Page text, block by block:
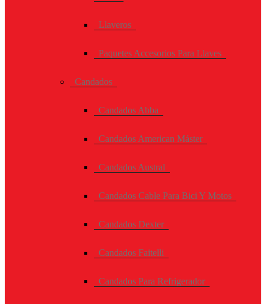
Llaveros
Paquetes Accesorios Para Llaves
Candados
Candados Abba
Candados American Máster
Candados Austral
Candados Cable Para Bici Y Motos
Candados Dexter
Candados Faitelli
Candados Para Refrigerador